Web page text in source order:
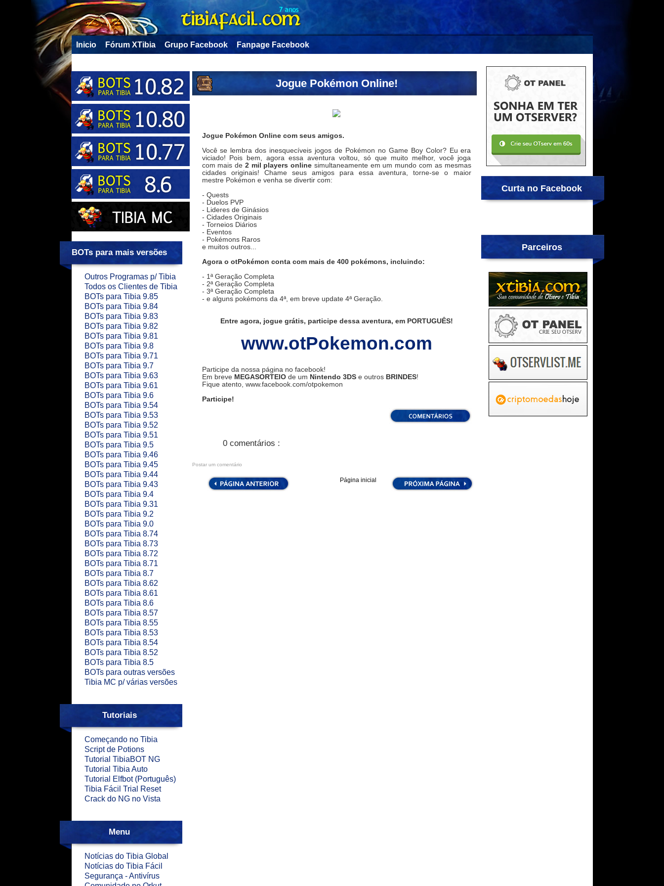
Inicio Fórum XTibia Grupo Facebook Fanpage Facebook
BOTs para mais versões
Outros Programas p/ Tibia
Todos os Clientes de Tibia
BOTs para Tibia 9.85
BOTs para Tibia 9.84
BOTs para Tibia 9.83
BOTs para Tibia 9.82
BOTs para Tibia 9.81
BOTs para Tibia 9.8
BOTs para Tibia 9.71
BOTs para Tibia 9.7
BOTs para Tibia 9.63
BOTs para Tibia 9.61
BOTs para Tibia 9.6
BOTs para Tibia 9.54
BOTs para Tibia 9.53
BOTs para Tibia 9.52
BOTs para Tibia 9.51
BOTs para Tibia 9.5
BOTs para Tibia 9.46
BOTs para Tibia 9.45
BOTs para Tibia 9.44
BOTs para Tibia 9.43
BOTs para Tibia 9.4
BOTs para Tibia 9.31
BOTs para Tibia 9.2
BOTs para Tibia 9.0
BOTs para Tibia 8.74
BOTs para Tibia 8.73
BOTs para Tibia 8.72
BOTs para Tibia 8.71
BOTs para Tibia 8.7
BOTs para Tibia 8.62
BOTs para Tibia 8.61
BOTs para Tibia 8.6
BOTs para Tibia 8.57
BOTs para Tibia 8.55
BOTs para Tibia 8.53
BOTs para Tibia 8.54
BOTs para Tibia 8.52
BOTs para Tibia 8.5
BOTs para outras versões
Tibia MC p/ várias versões
Tutoriais
Começando no Tibia
Script de Potions
Tutorial TibiaBOT NG
Tutorial Tibia Auto
Tutorial Elfbot (Português)
Tibia Fácil Trial Reset
Crack do NG no Vista
Menu
Notícias do Tibia Global
Notícias do Tibia Fácil
Segurança - Antivírus
Jogue Pokémon Online!
Jogue Pokémon Online com seus amigos.
Você se lembra dos inesquecíveis jogos de Pokémon no Game Boy Color? Eu era
viciado! Pois bem, agora essa aventura voltou, só que muito melhor, você joga
com mais de 2 mil players online simultaneamente em um mundo com as mesmas
cidades originais! Chame seus amigos para essa aventura, torne-se o maior
mestre Pokémon e venha se divertir com:
- Quests
- Duelos PVP
- Lideres de Ginásios
- Cidades Originais
- Torneios Diários
- Eventos
- Pokémons Raros
e muitos outros...
Agora o otPokémon conta com mais de 400 pokémons, incluindo:
- 1ª Geração Completa
- 2ª Geração Completa
- 3ª Geração Completa
- e alguns pokémons da 4ª, em breve update 4ª Geração.
Entre agora, jogue grátis, participe dessa aventura, em PORTUGUÊS!
www.otPokemon.com
Participe da nossa página no facebook!
Em breve MEGASORTEIOde um Nintendo 3DSe outros BRINDES!
Fique atento, www.facebook.com/otpokemon
Participe!
0 comentários :
Postar um comentário
Página inicial
Curta no Facebook
Parceiros